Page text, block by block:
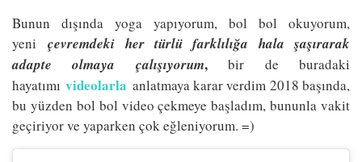
Bunun dışında yoga yapıyorum, bol bol okuyorum,
yeniçevremdeki her türlü farklılığa hala şaşırarak
adapte olmaya çalışıyorum,bir de buradaki
hayatımıvideolarla anlatmaya karar verdim 2018 başında,
bu yüzden bol bol video çekmeye başladım, bununla vakit
geçiriyor ve yaparken çok eğleniyorum. =)